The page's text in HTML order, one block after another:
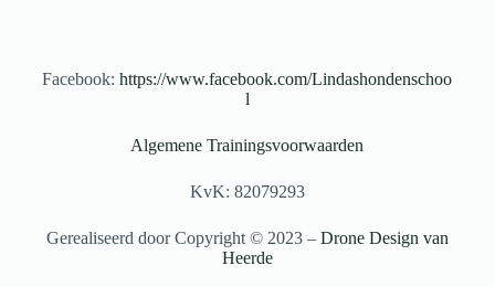
Facebook:https://www.facebook.com/Lindashondenschoo
l
Algemene Trainingsvoorwaarden
KvK: 82079293
Gerealiseerd door Copyright © 2023 – Drone Design van
Heerde